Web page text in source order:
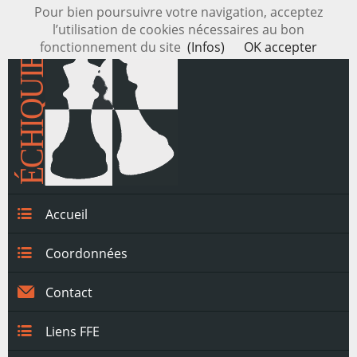
Accueil
Coordonnées
Contact
Liens FFE
Pour bien poursuivre votre navigation, acceptez
l’utilisation de cookies nécessaires au bon
fonctionnement du site (Infos) OK accepter